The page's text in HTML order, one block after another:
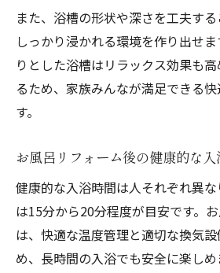
また、浴槽の形状や深さを工夫す
しっかり浸かれる環境を作り出せ
りとした浴槽はリラックス効果も
るため、家族みんなが満足できる
す。
お風呂リフォーム後の健康的な
健康的な入浴時間は人それぞれ異
は15分から20分程度が目安です。
は、快適な温度管理と適切な換気
め、長時間の入浴でも安全に楽しめ